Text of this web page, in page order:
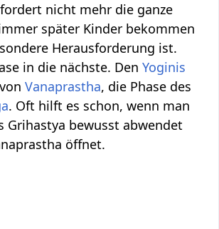
nicht mehr die ganze
später Kinder bekommen
Herausforderung ist.
in die nächste. DenYoginis
vonVanaprastha, die Phase des
. Oft hilft es schon, wenn man
Grihastya bewusst abwendet
öffnet.